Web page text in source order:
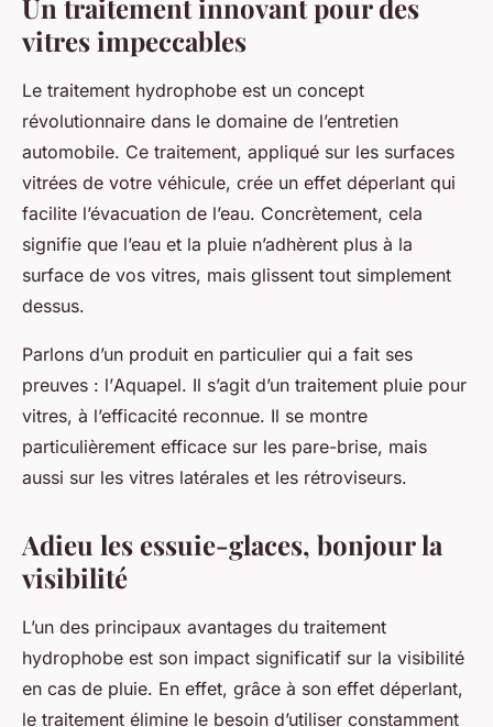
Un traitement innovant pour des
vitres impeccables
Le traitement hydrophobe est un concept
révolutionnaire dans le domaine de l’entretien
automobile. Ce traitement, appliqué sur les surfaces
vitrées de votre véhicule, crée un effet déperlant qui
facilite l’évacuation de l’eau. Concrètement, cela
signifie que l’eau et la pluie n’adhèrent plus à la
surface de vos vitres, mais glissent tout simplement
dessus.
Parlons d’un produit en particulier qui a fait ses
preuves : l’Aquapel. Il s’agit d’un traitement pluie pour
vitres, à l’efficacité reconnue. Il se montre
particulièrement efficace sur les pare-brise, mais
aussi sur les vitres latérales et les rétroviseurs.
Adieu les essuie-glaces, bonjour la
visibilité
L’un des principaux avantages du traitement
hydrophobe est son impact significatif sur la visibilité
en cas de pluie. En effet, grâce à son effet déperlant,
le traitement élimine le besoin d’utiliser constamment